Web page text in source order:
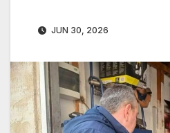
JUN 30, 2026